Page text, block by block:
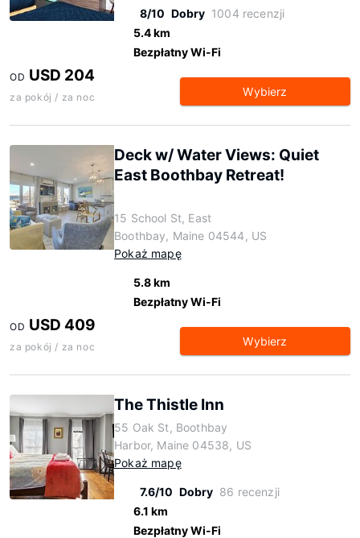
8/10 Dobry 1004 recenzji
5.4 km
Bezpłatny Wi-Fi
OD USD 204
za pokój / za noc Wybierz
Deck w/ Water Views: Quiet
East Boothbay Retreat!
15 School St, East
Boothbay, Maine 04544, US
Pokaż mapę
5.8 km
Bezpłatny Wi-Fi
OD USD 409
za pokój / za noc Wybierz
The Thistle Inn
55 Oak St, Boothbay
Harbor, Maine 04538, US
Pokaż mapę
7.6/10 Dobry 86 recenzji
6.1 km
Bezpłatny Wi-Fi